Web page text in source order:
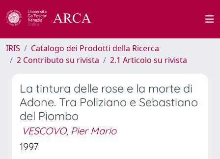
IRIS
Catalogo dei Prodotti della Ricerca
2 Contributo su rivista
2.1 Articolo su rivista
La tintura delle rose e la morte di
Adone. Tra Poliziano e Sebastiano
del Piombo
VESCOVO, Pier Mario
1997